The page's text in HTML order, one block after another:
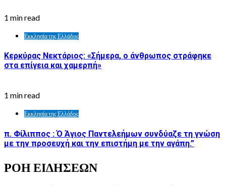
1 min read
Εκκλησία της Ελλάδος
Κερκύρας Νεκτάριος: «Σήμερα, ο άνθρωπος στράφηκε
στα επίγεια και χαμερπή»
1 min read
Εκκλησία της Ελλάδος
π. Φίλιππος : Ό Άγιος Παντελεήμων συνδύαζε τη γνώση
με την προσευχή και την επιστήμη με την αγάπη.”
ΡΟΗ ΕΙΔΗΣΕΩΝ